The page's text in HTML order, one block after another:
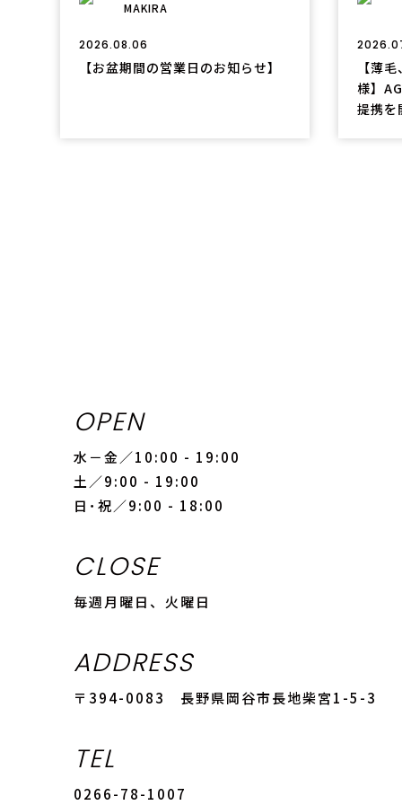
MAKIRA
2026.08.06
【お盆期間の営業日のお知らせ】
【薄
様】
提携を
OPEN
水－金／10:00 - 19:00
土／9:00 - 19:00
日･祝／9:00 - 18:00
CLOSE
毎週月曜日、火曜日
ADDRESS
〒394-0083 長野県岡谷市長地柴宮1-5-3
TEL
0266-78-1007